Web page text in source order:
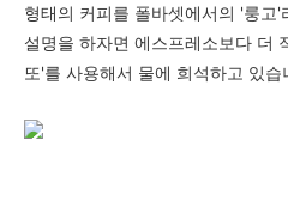
형태의 커피를 폴바셋에서의 '룽고
설명을 하자면 에스프레소보다 더
또'를 사용해서 물에 희석하고 있습